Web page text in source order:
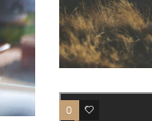
0 0